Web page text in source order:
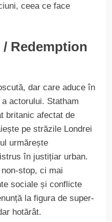
ceea ce face
Redemption
dar care aduce în
actorului. Statham
britanic afectat de
pe străzile Londrei
urmărește
în justițiar urban.
stop, ci mai
sociale și conflicte
la figura de super-
hotărât.